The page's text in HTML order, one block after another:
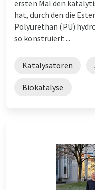
ersten Mal den
hat, durch den die
Polyurethan (PU)
so konstruiert ...
Katalysatoren
Biokatalyse